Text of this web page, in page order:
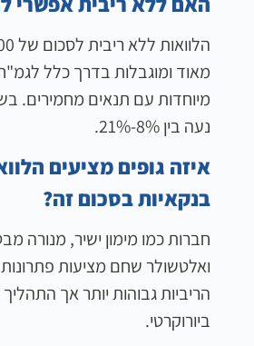
מאוד ומוגבלות בדרך כלל
מיוחדות עם תנאים מחמירים.
נעה בין 8%-21%.
איזה גופים מציעים
בנקאיות בסכום זה?
חברות כמו מימון ישיר, מנורה
ואלטשולר שחם מציעות פתרונות
הריביות גבוהות יותר אך
ביורוקרטי.